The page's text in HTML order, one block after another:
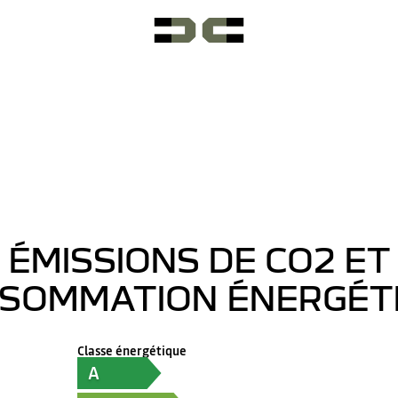
ÉMISSIONS DE CO2 ET
Classe énergétique
A